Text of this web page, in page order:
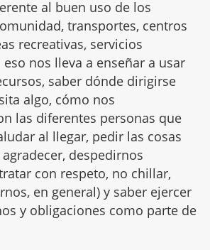
al buen uso de los
transportes, centros
recreativas, servicios
nos lleva a enseñar a usar
saber dónde dirigirse
algo, cómo nos
las diferentes personas que
al llegar, pedir las cosas
despedirnos
con respeto, no chillar,
en general) y saber ejercer
y obligaciones como parte de